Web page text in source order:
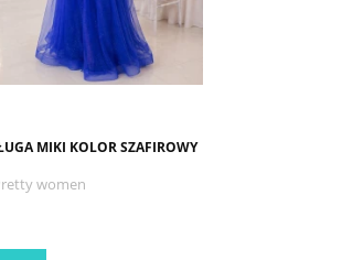
MIKI KOLOR SZAFIROWY
women